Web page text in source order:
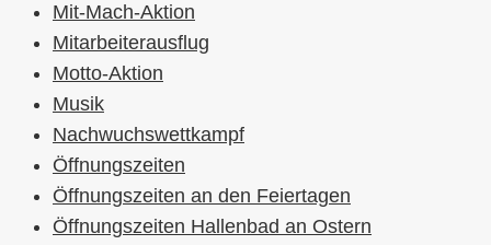
Mit-Mach-Aktion
Mitarbeiterausflug
Motto-Aktion
Musik
Nachwuchswettkampf
Öffnungszeiten
Öffnungszeiten an den Feiertagen
Öffnungszeiten Hallenbad an Ostern